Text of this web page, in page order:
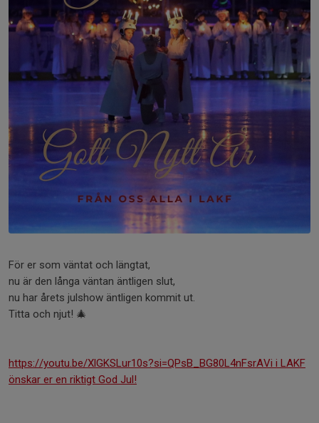
För er som väntat och längtat,
nu är den långa väntan äntligen slut,
nu har årets julshow äntligen kommit ut.
Titta och njut! 🎄
https://youtu.be/XlGKSLur10s?si=QPsB_BG80L4nFsrAVi i LAKF
önskar er en riktigt God Jul!